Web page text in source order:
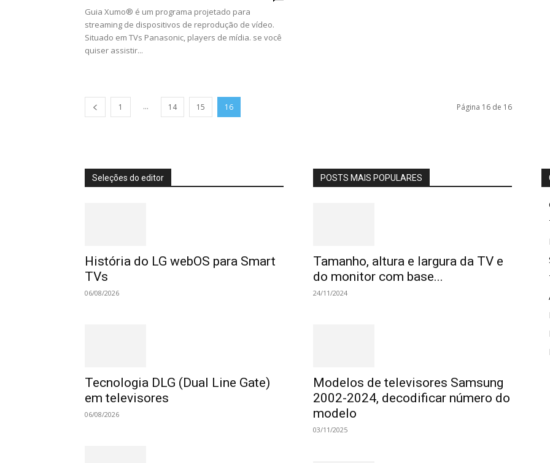
Guia Xumo® é um programa projetado para
streaming de dispositivos de reprodução de vídeo.
Situado em TVs Panasonic, players de mídia. se você
quiser assistir...
1 ... 14 15 16 Página 16 de 16
Seleções do editor
História do LG webOS para Smart
TVs
06/08/2026
Tecnologia DLG (Dual Line Gate)
em televisores
06/08/2026
POSTS MAIS POPULARES
Tamanho, altura e largura da TV e
do monitor com base...
24/11/2024
Modelos de televisores Samsung
2002-2024, decodificar número do
modelo
03/11/2025